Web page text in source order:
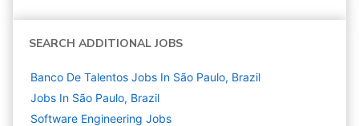
SEARCH ADDITIONAL JOBS
Banco De Talentos Jobs In São Paulo, Brazil
Jobs In São Paulo, Brazil
Software Engineering Jobs